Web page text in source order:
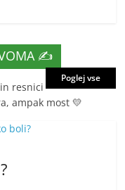
✍️
Poglej vse
resnici
ampak most 💛